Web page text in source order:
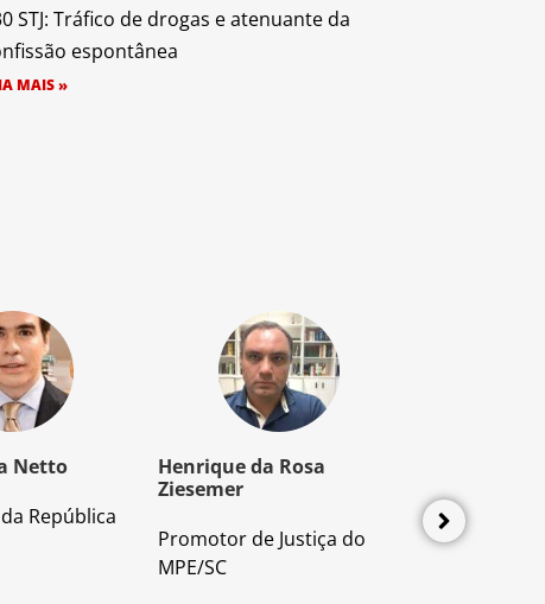
STJ: Tráfico de drogas e atenuante da
espontânea
MAIS »
Netto
República
Henrique da Rosa
Ziesemer
Promotor de Justiça do
MPE/SC
Advogado e
Direito